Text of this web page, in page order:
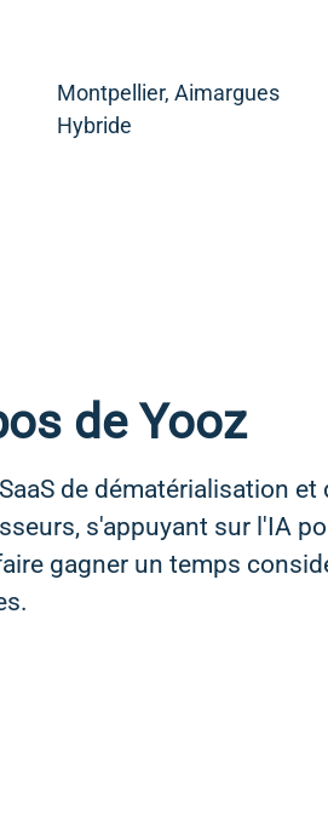
Montpellier, Aimargues
Hybride
de Yooz
de dématérialisation et
s'appuyant sur l'IA
gagner un temps